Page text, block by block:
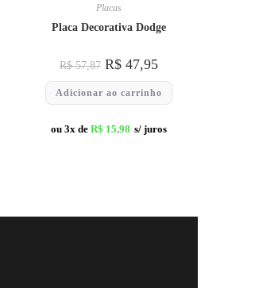
Placas
Placa Decorativa Dodge
R$57,87 R$ 47,95
Adicionar ao carrinho
ou 3x de R$ 15,98 s/ juros